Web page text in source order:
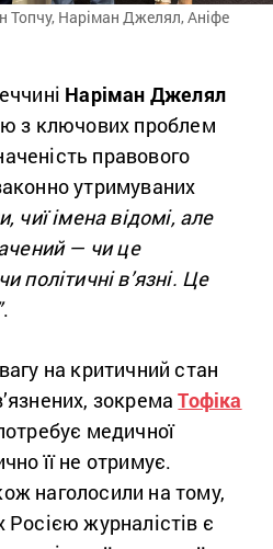
Топчу, Наріман Джелял, Аніфе
Наріман Джелял
з ключових проблем
правового
утримуваних
чиї імена відомі, але
— чи це
політичні в’язні. Це
.
на критичний стан
зокремаТофіка
медичної
її не отримує.
наголосили на тому,
журналістів є